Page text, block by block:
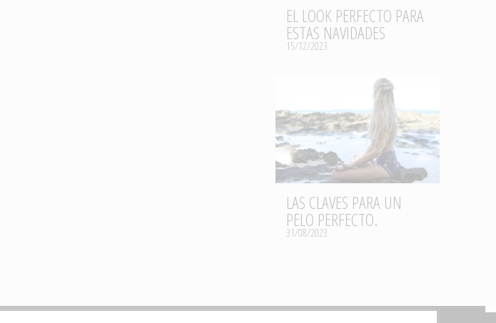
EL LOOK PERFECTO PARA
ESTAS NAVIDADES
15/12/2023
LAS CLAVES PARA UN
PELO PERFECTO.
31/08/2023